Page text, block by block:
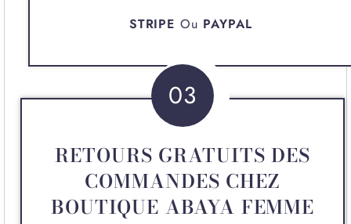
STRIPE Ou PAYPAL
03
RETOURS GRATUITS DES
COMMANDES CHEZ
BOUTIQUE ABAYA FEMME